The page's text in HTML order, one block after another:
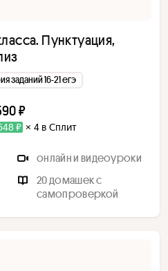
Пунктуация,
заданий 16-21 егэ
₽
₽ × 4 в Сплит
онлайн и видеоуроки
20 домашек с
самопроверкой